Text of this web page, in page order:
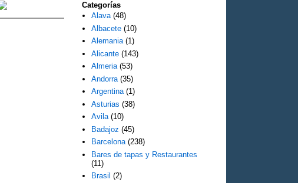
Categorías
Alava (48)
Albacete (10)
Alemania (1)
Alicante (143)
Almeria (53)
Andorra (35)
Argentina (1)
Asturias (38)
Avila (10)
Badajoz (45)
Barcelona (238)
Bares de tapas y Restaurantes
(11)
Brasil (2)